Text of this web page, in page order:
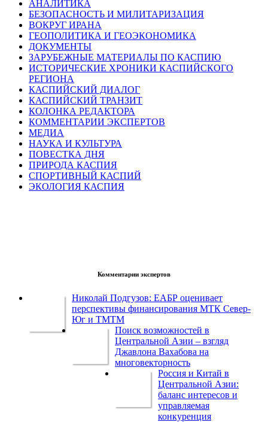
АНАЛИТИКА
БЕЗОПАСНОСТЬ И МИЛИТАРИЗАЦИЯ
ВОКРУГ ИРАНА
ГЕОПОЛИТИКА И ГЕОЭКОНОМИКА
ДОКУМЕНТЫ
ЗАРУБЕЖНЫЕ МАТЕРИАЛЫ ПО КАСПИЮ
ИСТОРИЧЕСКИЕ ХРОНИКИ КАСПИЙСКОГО
РЕГИОНА
КАСПИЙСКИЙ ДИАЛОГ
КАСПИЙСКИЙ ТРАНЗИТ
КОЛОНКА РЕДАКТОРА
КОММЕНТАРИИ ЭКСПЕРТОВ
МЕДИА
НАУКА И КУЛЬТУРА
ПОВЕСТКА ДНЯ
ПРИРОДА КАСПИЯ
СПОРТИВНЫЙ КАСПИЙ
ЭКОЛОГИЯ КАСПИЯ
Комментарии экспертов
Николай Подгузов: ЕАБР оценивает
перспективы финансирования МТК Север-
Юг и ТМТМ
Поиск возможностей в
Центральной Азии – взгляд
Джавлона Вахабова на
многовекторность
Россия и Китай в
Центральной Азии:
баланс интересов и
управляемая
конкуренция